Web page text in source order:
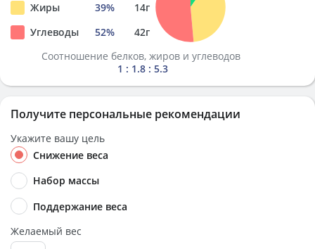
Жиры
39% 14г
Углеводы
52% 42г
Соотношение белков, жиров и углеводов
1 : 1.8 : 5.3
Получите персональные рекомендации
Укажите вашу цель
Снижение веса
Набор массы
Поддержание веса
Желаемый вес